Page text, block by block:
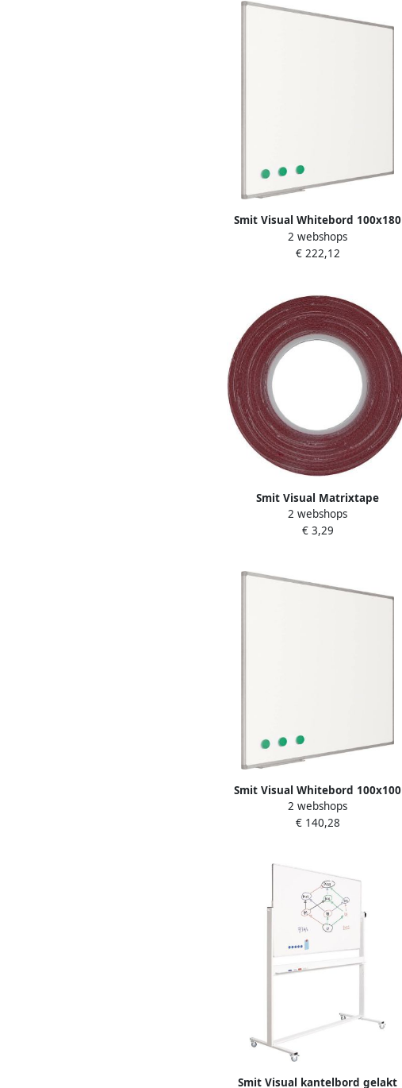
Smit Visual Whitebord 100x180
cm Softline profiel 8mm
emailstaal wit
2 webshops
€ 222,12
Smit Visual Matrixtape
zelfklevend 3mmx10m rood
2 webshops
€ 3,29
Smit Visual Whitebord 100x100
cm Softline profiel 8mm
emailstaal wit
2 webshops
€ 140,28
Smit Visual kantelbord gelakt